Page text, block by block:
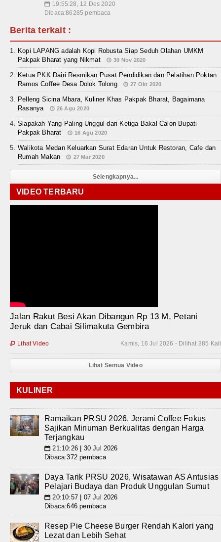
📅 19:55:28, 12 Des 2020
Dibaca:86285 pembaca
Berita terkait :
Kopi LAPANG adalah Kopi Robusta Siap Seduh Olahan UMKM
Pakpak Bharat yang Nikmat
30 Nov 2020
Ketua PKK Dairi Resmikan Pusat Pendidikan dan Pelatihan Poktan
Ramos Coffee Desa Dolok Tolong
27 Okt 2020
Pelleng Sicina Mbara, Kuliner Khas Pakpak Bharat, Bagaimana
Rasanya
26 Agu 2020
Siapakah Yang Paling Unggul dari Ketiga Bakal Calon Bupati
Pakpak Bharat
16 Agu 2020
Walikota Medan Keluarkan Surat Edaran Untuk Restoran, Cafe dan
Rumah Makan
27 Mar 2020
Selengkapnya...
VIDEO TERBARU
Jalan Rakut Besi Akan Dibangun Rp 13 M, Petani
Jeruk dan Cabai Silimakuta Gembira
Kamis, 16 Jul 2026 - Dilihat 385 Kali
 Lihat Video
Lihat Semua Video
KULINER
Ramaikan PRSU 2026, Jerami Coffee Fokus
Sajikan Minuman Berkualitas dengan Harga
Terjangkau
📅 21:10:26 | 30 Jul 2026
Dibaca:372 pembaca
Daya Tarik PRSU 2026, Wisatawan AS Antusias
Pelajari Budaya dan Produk Unggulan Sumut
📅 20:10:57 | 07 Jul 2026
Dibaca:646 pembaca
Resep Pie Cheese Burger Rendah Kalori yang
Lezat dan Lebih Sehat